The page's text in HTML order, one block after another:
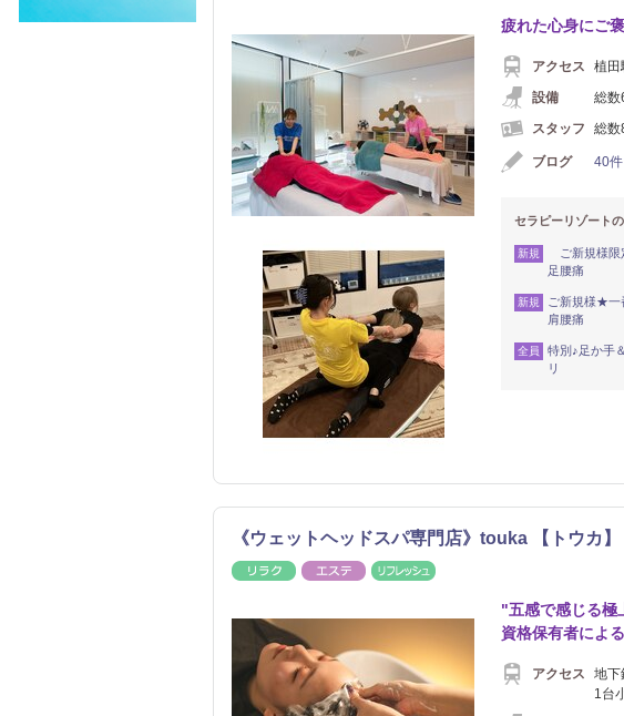
疲れた心身にご
アクセス
植田
設備
総数
スタッフ
総数
ブログ 40件
セラピーリゾート
新規
ご新規様限
足腰痛
新規
ご新規様★一
肩腰痛
全員
特別♪足か手
リ
《ウェットヘッドスパ専門店》touka 【トウカ】
リラク エステ
"五感で感じる極
資格保有者によ
アクセス
地下
1台